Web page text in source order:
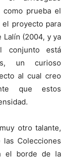
como prueba el
el proyecto para
Lalín (2004, y ya
conjunto está
un curioso
al cual creo
que estos
otro talante,
Colecciones
el borde de la